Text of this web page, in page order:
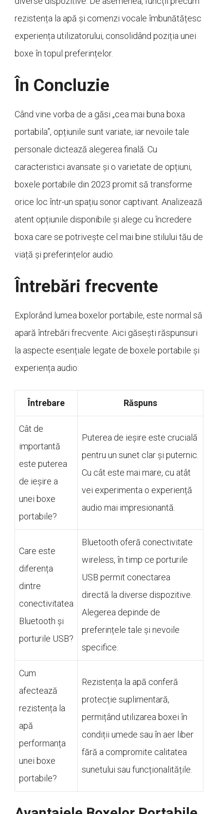
rezistența la apă și comenzi vocale îmbunătățesc
experiența utilizatorului, consolidând poziția unei
boxe în topul preferințelor.
În Concluzie
Când vine vorba de a găsi „cea mai buna boxa
portabila”, opțiunile sunt variate, iar nevoile tale
personale dictează alegerea finală. Cu
caracteristici avansate și o varietate de opțiuni,
boxele portabile din 2023 promit să transforme
orice loc într-un spațiu sonor captivant. Analizează
atent opțiunile disponibile și alege cu încredere
boxa care se potrivește cel mai bine stilului tău de
viață și preferințelor audio.
Întrebări frecvente
Explorând lumea boxelor portabile, este normal să
apară întrebări frecvente. Aici găsești răspunsuri
la aspecte esențiale legate de boxele portabile și
experiența audio:
Întrebare Răspuns
Cât de
importantă
este puterea
de ieșire a
unei boxe
portabile?
Puterea de ieșire este crucială
pentru un sunet clar și puternic.
Cu cât este mai mare, cu atât
vei experimenta o experiență
audio mai impresionantă.
Care este
diferența
dintre
conectivitatea
Bluetooth și
porturile USB?
Bluetooth oferă conectivitate
wireless, în timp ce porturile
USB permit conectarea
directă la diverse dispozitive.
Alegerea depinde de
preferințele tale și nevoile
specifice.
Cum
afectează
rezistența la
apă
performanța
unei boxe
portabile?
Rezistența la apă conferă
protecție suplimentară,
permițând utilizarea boxei în
condiții umede sau în aer liber
fără a compromite calitatea
sunetului sau funcționalitățile.